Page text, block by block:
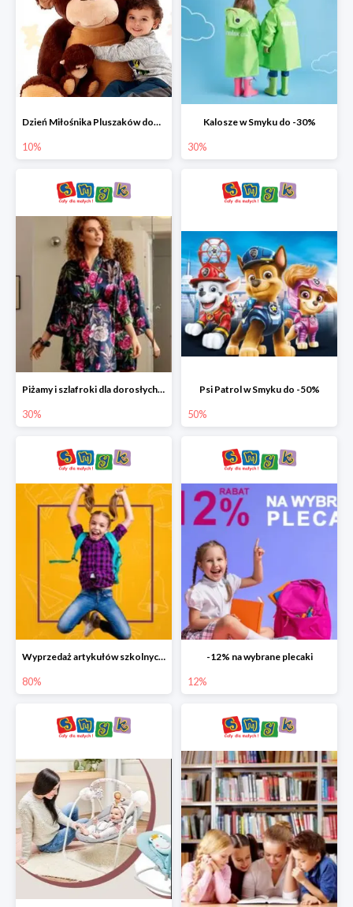
Dzień Miłośnika Pluszaków dodatkowy rabat -10%
10%
Kalosze w Smyku do -30%
30%
Piżamy i szlafroki dla dorosłych w Smyku do -30%
30%
Psi Patrol w Smyku do -50%
50%
Wyprzedaż artykułów szkolnych w Smyku do -80%
80%
-12% na wybrane plecaki
12%